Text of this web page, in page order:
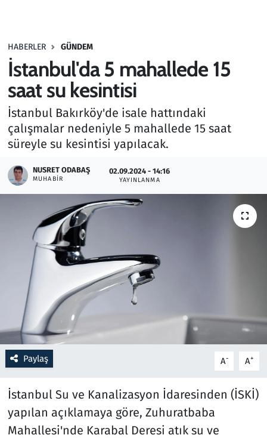
HABERLER GÜNDEM
İstanbul'da 5 mahallede 15
saat su kesintisi
İstanbul Bakırköy'de isale hattındaki
çalışmalar nedeniyle 5 mahallede 15 saat
süreyle su kesintisi yapılacak.
NUSRET ODABAŞ
MUHABIR
02.09.2024 - 14:16
YAYINLANMA
Paylaş A- A+
İstanbul Su ve Kanalizasyon İdaresinden (İSKİ)
yapılan açıklamaya göre, Zuhuratbaba
Mahallesi'nde Karabal Deresi atık su ve
Haber
Kültür Sanat
Kurumsal Haberler
Lezzet Durağı
Memur ve Kamu
Otomobil
Oyun
Ramazan
Resmi İlanlar
Rüya Tabirleri
Sağlık
Seçim 2023